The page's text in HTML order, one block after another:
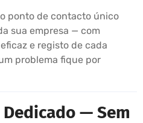
ponto de contacto único
sua empresa — com
e registo de cada
problema fique por
— Sem